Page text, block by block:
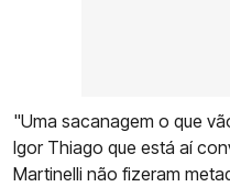
"Uma sacanagem o que
Igor Thiago que está aí
Martinelli não fizeram